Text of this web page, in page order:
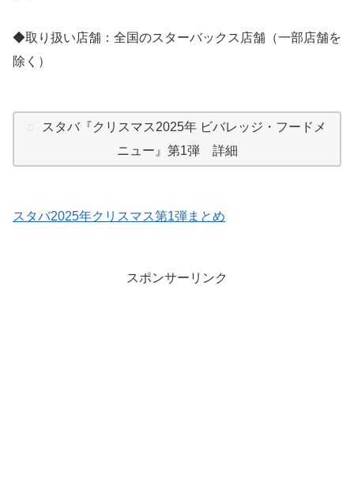
◆取り扱い店舗：全国のスターバックス店舗（一部店舗を
除く）
スタバ『クリスマス2025年 ビバレッジ・フードメ
ニュー』第1弾 詳細
スタバ2025年クリスマス第1弾まとめ
スポンサーリンク